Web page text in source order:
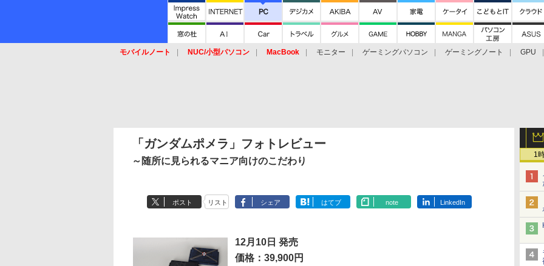
モバイルノート NUC/小型パソコン MacBook モニター ゲーミングパソコン ゲーミングノート
GPU
1
「ガンダムポメラ」フォトレビュー
～随所に見られるマニア向けのこだわり
ポスト リスト シェア はてブ note LinkedIn
12月10日 発売
価格：39,900円